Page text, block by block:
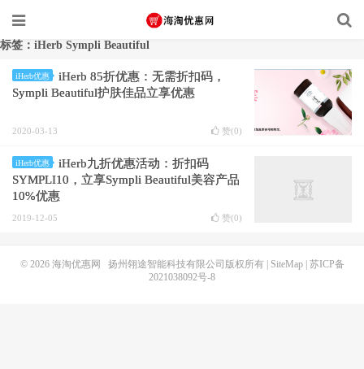
标签：iHerb Sympli Beautiful
iHerb优惠
iHerb 85折优惠：无需折扣码，
Sympli Beautiful护肤佳品立享优惠
2020-03-13 赞(0)
iHerb优惠
iHerb九折优惠活动：折扣码
SYMPLI10，立享Sympli Beautiful美容产品
10%优惠
2019-12-05 赞(0)
© 2026 海淘优惠网 扬州翎途智能科技有限公司版权所有 | SiteMap| 苏ICP备
2021038092号-8